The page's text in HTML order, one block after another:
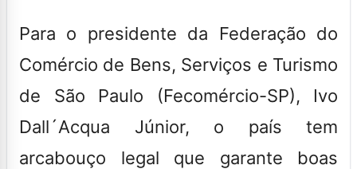
Para o presidente da Federação do
Comércio de Bens, Serviços e Turismo
de São Paulo (Fecomércio-SP), Ivo
Dall´Acqua Júnior, o país tem
arcabouço legal que garante boas